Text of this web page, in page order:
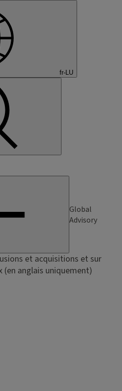
fr-LU
Global
Advisory
et acquisitions et sur
(en anglais uniquement)